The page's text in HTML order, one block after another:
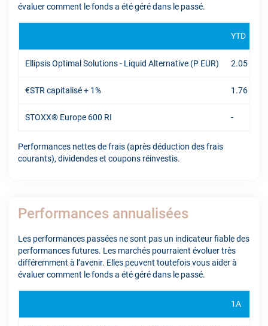
évaluer comment le fonds a été géré dans le passé.
YTD
Ellipsis Optimal Solutions - Liquid Alternative (P EUR) 2.05 %
€STR capitalisé + 1% 1.76 %
STOXX® Europe 600 RI -
Performances nettes de frais (après déduction des frais
courants), dividendes et coupons réinvestis.
Performances annualisées
Les performances passées ne sont pas un indicateur fiable des
performances futures. Les marchés pourraient évoluer très
différemment à l’avenir. Elles peuvent toutefois vous aider à
évaluer comment le fonds a été géré dans le passé.
1A